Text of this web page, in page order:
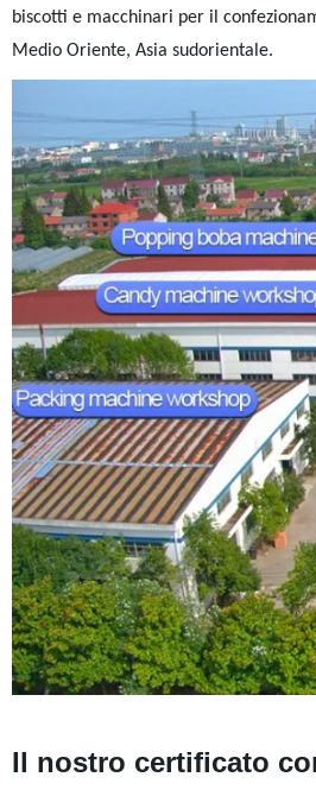
biscotti e macchinari per il
Medio Oriente, Asia sudorientale.
Il nostro certificato